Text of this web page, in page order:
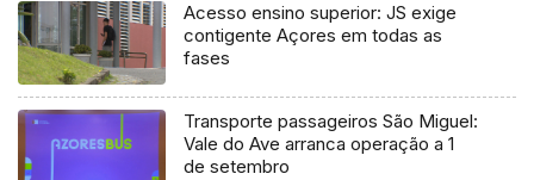
Acesso ensino superior: JS exige
contigente Açores em todas as
fases
Transporte passageiros São Miguel:
Vale do Ave arranca operação a 1
de setembro